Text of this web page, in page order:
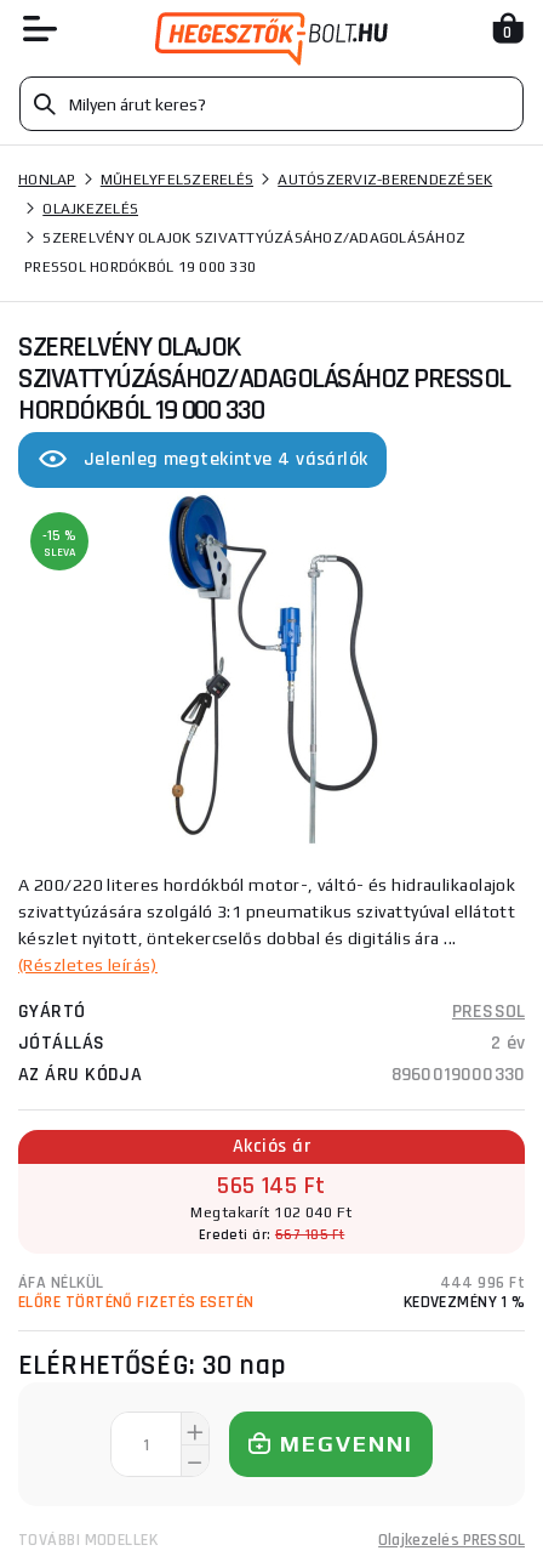
0
HONLAP MŰHELYFELSZERELÉS
AUTÓSZERVIZ-BERENDEZÉSEK
OLAJKEZELÉS
SZERELVÉNY OLAJOK SZIVATTYÚZÁSÁHOZ/ADAGOLÁSÁHOZ
PRESSOL HORDÓKBÓL 19 000 330
SZERELVÉNY OLAJOK
SZIVATTYÚZÁSÁHOZ/ADAGOLÁSÁHOZ PRESSOL
HORDÓKBÓL 19 000 330
Jelenleg megtekintve 4 vásárlók
-15 %
SLEVA
A 200/220 literes hordókból motor-, váltó- és hidraulikaolajok
szivattyúzására szolgáló 3:1 pneumatikus szivattyúval ellátott
készlet nyitott, öntekercselős dobbal és digitális ára ...
(Részletes leírás)
GYÁRTÓ
PRESSOL
JÓTÁLLÁS
2 év
AZ ÁRU KÓDJA
8960019000330
Akciós ár
565 145 Ft
Megtakarít 102 040 Ft
Eredeti ár: 667 185 Ft
ÁFA NÉLKÜL
444 996 Ft
ELŐRE TÖRTÉNŐ FIZETÉS ESETÉN
KEDVEZMÉNY 1 %
ELÉRHETŐSÉG: 30 nap
MEGVENNI
TOVÁBBI MODELLEK Olajkezelés PRESSOL